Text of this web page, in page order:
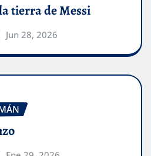
tierra de Messi
Jun 28, 2026